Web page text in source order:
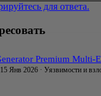
для ответа.
Premium Multi-
15 Янв 2026 Уязвимости и